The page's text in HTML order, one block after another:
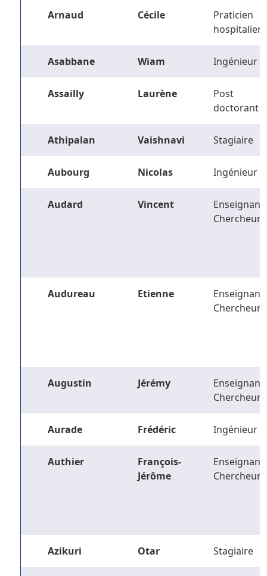
Arnaud Cécile
Praticien
hospitalier
Asabbane Wiam Ingénieur
Assailly Laurène
Post
doctorant
Athipalan Vaishnavi Stagiaire
Aubourg Nicolas Ingénieur
Audard Vincent
Enseignant-
Chercheur
Audureau Etienne
Enseignant-
Chercheur
Augustin Jérémy
Enseignant-
Chercheur
Aurade Frédéric Ingénieur
Authier
François-
Jérôme
Enseignant-
Chercheur
Azikuri Otar Stagiaire